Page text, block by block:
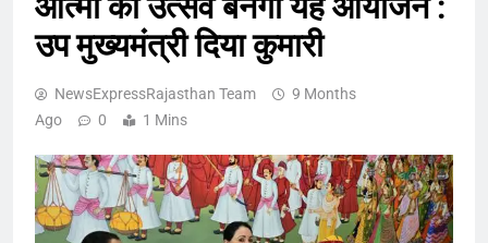
उप मुख्यमंत्री दिया कुमारी
NewsExpressRajasthan Team
9 Months
Ago
0 1 Mins